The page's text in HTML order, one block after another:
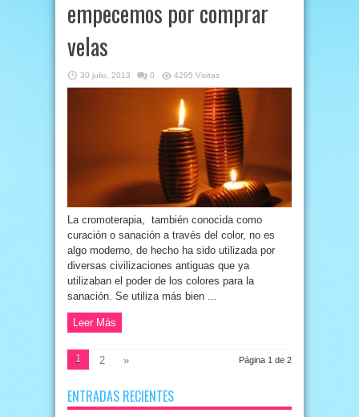
empecemos por comprar
velas
30 julio, 2013 0 4295 Visitas
La cromoterapia, también conocida como
curación o sanación a través del color, no es
algo moderno, de hecho ha sido utilizada por
diversas civilizaciones antiguas que ya
utilizaban el poder de los colores para la
sanación. Se utiliza más bien ...
Leer Más
Página 1 de 2
1 2 »
ENTRADAS RECIENTES